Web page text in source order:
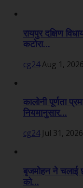
रायपुर दक्षिण
कटोरा...
cg24Aug 1, 2026
कालोनी पूर्णता
नियमानुसार...
cg24 Jul 31, 2026
बृजमोहन ने चलाई
को...